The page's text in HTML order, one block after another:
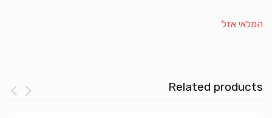
המלאי אזל
Related products